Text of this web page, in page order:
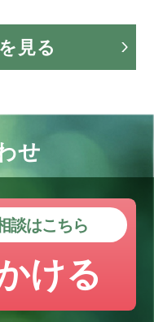
見る
せ
談はこちら
ける